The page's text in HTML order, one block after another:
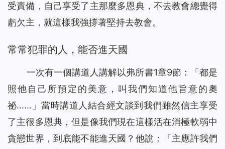
受責備，自己享受了主那麼多恩典，不去教會總覺得
虧欠主，就這樣我強撐著堅持去教會。
常常犯罪的人，能否進天國
一次有一個講道人講解以弗所書1章9節：「都是
照他自己所預定的美意，叫我們知道他旨意的奧
祕……」當時講道人結合經文談到我們雖然信主享受
了主很多恩典，但是像我們現在這樣活在消極軟弱中
貪戀世界，到底能不能進天國？他說：「主應許我們